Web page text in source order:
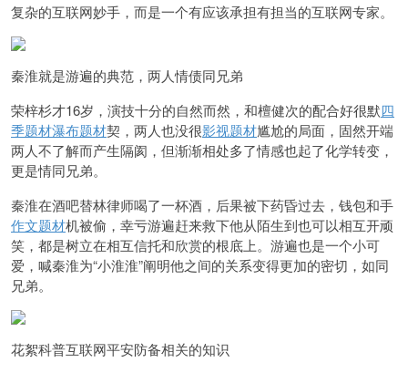
复杂的互联网妙手，而是一个有应该承担有担当的互联网专家。
秦淮就是游遍的典范，两人情债同兄弟
荣梓杉才16岁，演技十分的自然而然，和檀健次的配合好很默四
季题材瀑布题材契，两人也没很影视题材尴尬的局面，固然开端
两人不了解而产生隔阂，但渐渐相处多了情感也起了化学转变，
更是情同兄弟。
秦淮在酒吧替林律师喝了一杯酒，后果被下药昏过去，钱包和手
作文题材机被偷，幸亏游遍赶来救下他从陌生到也可以相互开顽
笑，都是树立在相互信托和欣赏的根底上。游遍也是一个小可
爱，喊秦淮为“小淮淮”阐明他之间的关系变得更加的密切，如同
兄弟。
花絮科普互联网平安防备相关的知识